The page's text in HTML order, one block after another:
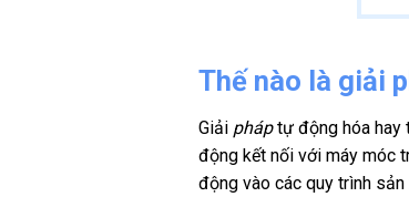
Thế nào là giải
Giảipháptự động hóa hay
động kết nối với máy móc
động vào các quy trình